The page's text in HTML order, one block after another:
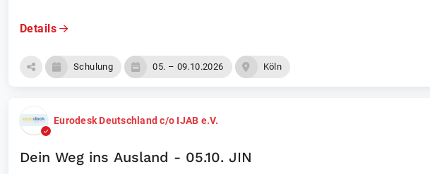
Details
Schulung 05. – 09.10.2026 Köln
Eurodesk Deutschland c/o IJAB e.V.
Dein Weg ins Ausland - 05.10. JIN